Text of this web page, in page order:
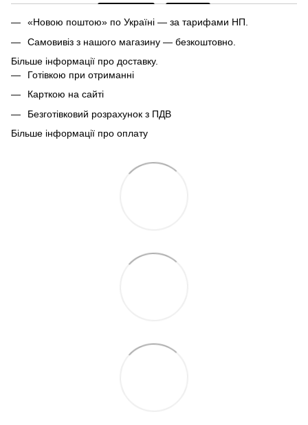
«Новою поштою» по Україні — за тарифами НП.
Самовивіз з нашого магазину — безкоштовно.
Більше інформації про доставку.
Готівкою при отриманні
Карткою на сайті
Безготівковий розрахунок з ПДВ
Більше інформації про оплату